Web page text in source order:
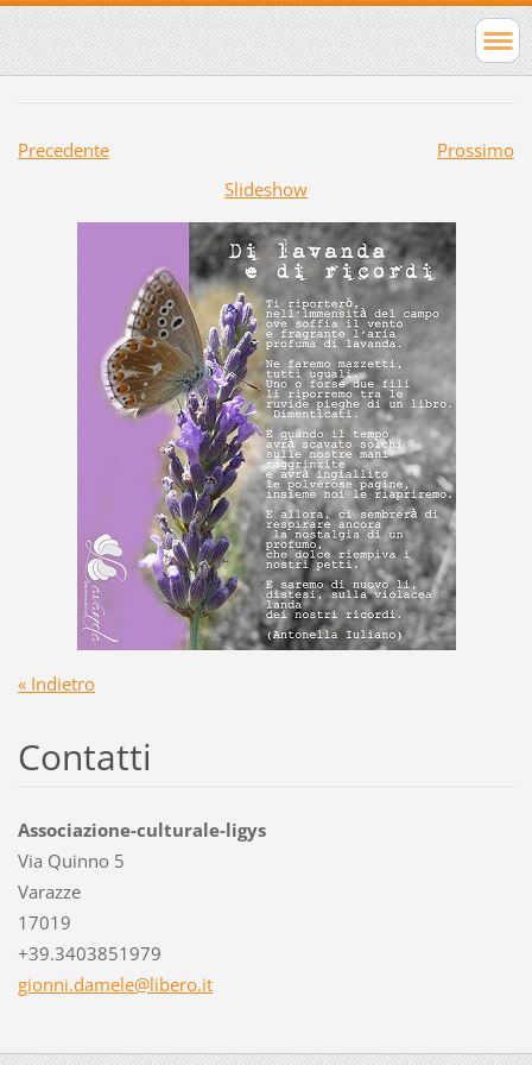
Precedente
Prossimo
Slideshow
« Indietro
Contatti
Associazione-culturale-ligys
Via Quinno 5
Varazze
17019
+39.3403851979
gionni.damele@libero.it